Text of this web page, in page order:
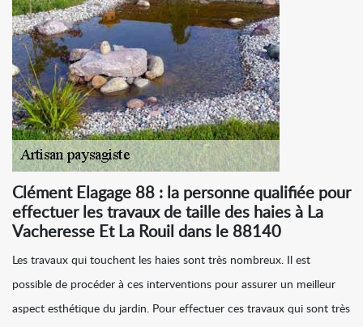
Clément Elagage 88 : la personne qualifiée pour
effectuer les travaux de taille des haies à La
Vacheresse Et La Rouil dans le 88140
Les travaux qui touchent les haies sont très nombreux. Il est
possible de procéder à ces interventions pour assurer un meilleur
aspect esthétique du jardin. Pour effectuer ces travaux qui sont très